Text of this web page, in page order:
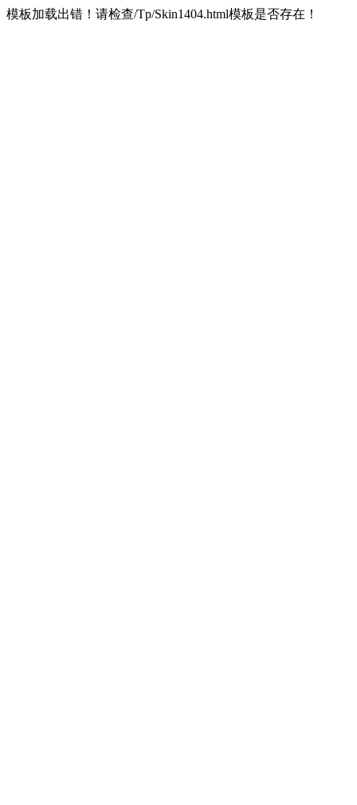
模板加载出错！请检查/Tp/Skin1404.html模板是否存在！